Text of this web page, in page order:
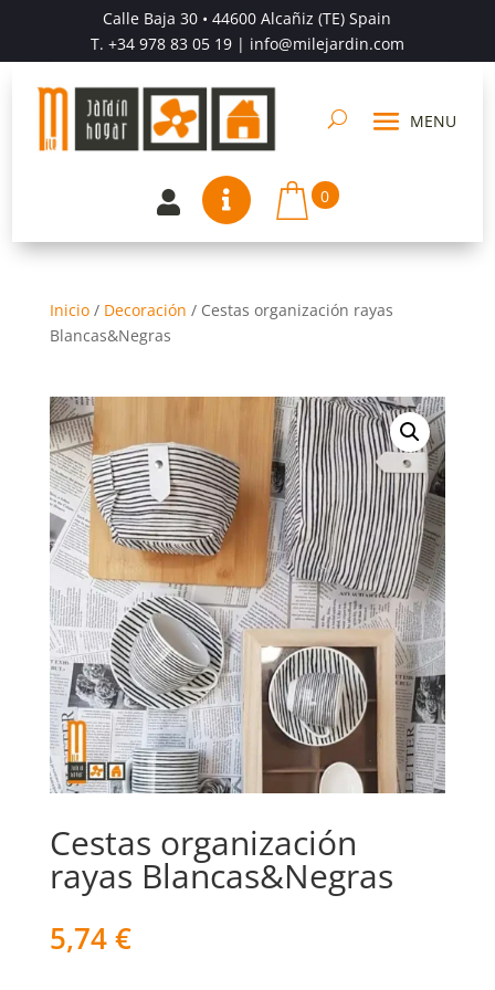
Calle Baja 30 • 44600 Alcañiz (TE) Spain
T. +34 978 83 05 19| info@milejardin.com
  0
Inicio/ Decoración / Cestas organización rayas
Blancas&Negras
Cestas organización
rayas Blancas&Negras
5,74€